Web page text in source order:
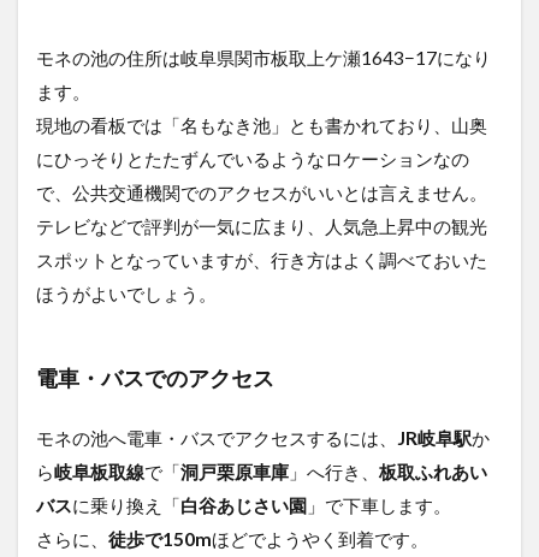
モネの池の住所は岐阜県関市板取上ケ瀬1643−17になり
ます。
現地の看板では「名もなき池」とも書かれており、山奥
にひっそりとたたずんでいるようなロケーションなの
で、公共交通機関でのアクセスがいいとは言えません。
テレビなどで評判が一気に広まり、人気急上昇中の観光
スポットとなっていますが、行き方はよく調べておいた
ほうがよいでしょう。
電車・バスでのアクセス
モネの池へ電車・バスでアクセスするには、 JR岐阜駅か
ら岐阜板取線で「洞戸栗原車庫 」へ行き、 板取ふれあい
バスに乗り換え「白谷あじさい園 」で下車します。
さらに、 徒歩で150mほどでようやく到着です。